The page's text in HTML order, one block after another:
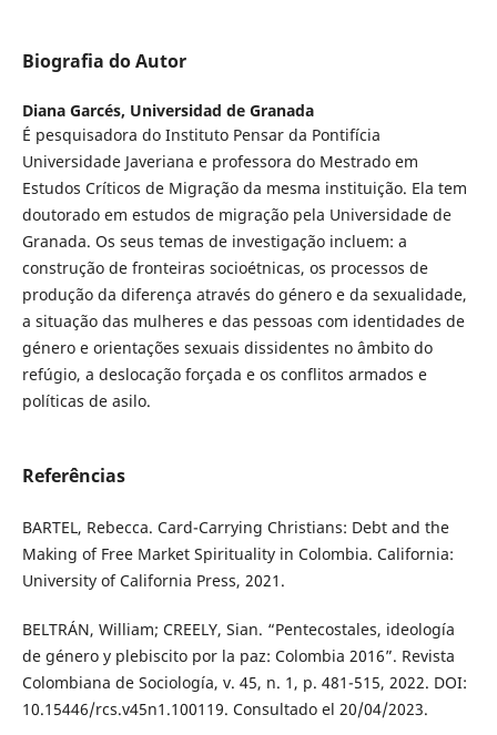
Biografia do Autor
Diana Garcés, Universidad de Granada
É pesquisadora do Instituto Pensar da Pontifícia
Universidade Javeriana e professora do Mestrado em
Estudos Críticos de Migração da mesma instituição. Ela tem
doutorado em estudos de migração pela Universidade de
Granada. Os seus temas de investigação incluem: a
construção de fronteiras socioétnicas, os processos de
produção da diferença através do género e da sexualidade,
a situação das mulheres e das pessoas com identidades de
género e orientações sexuais dissidentes no âmbito do
refúgio, a deslocação forçada e os conflitos armados e
políticas de asilo.
Referências
BARTEL, Rebecca. Card-Carrying Christians: Debt and the
Making of Free Market Spirituality in Colombia. California:
University of California Press, 2021.
BELTRÁN, William; CREELY, Sian. “Pentecostales, ideología
de género y plebiscito por la paz: Colombia 2016”. Revista
Colombiana de Sociología, v. 45, n. 1, p. 481-515, 2022. DOI:
10.15446/rcs.v45n1.100119. Consultado el 20/04/2023.